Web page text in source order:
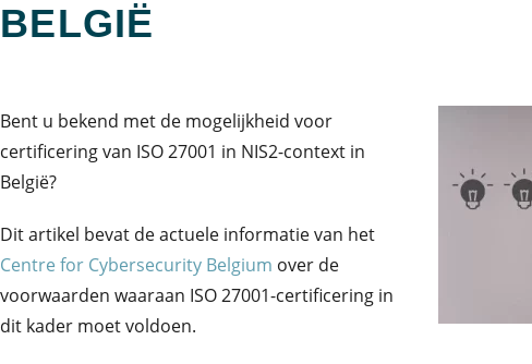
BELGIË
Bent u bekend met de mogelijkheid voor
certificering van ISO 27001 in NIS2-context in
België?
Dit artikel bevat de actuele informatie van het
Centre for Cybersecurity Belgium over de
voorwaarden waaraan ISO 27001-certificering in
dit kader moet voldoen.